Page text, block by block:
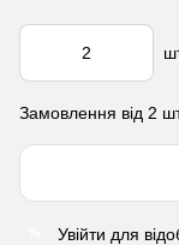
Замовлення від 2
Увійти для